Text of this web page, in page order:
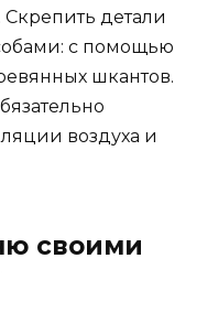
Скрепить детали
с помощью
шкантов.
воздуха и
своими